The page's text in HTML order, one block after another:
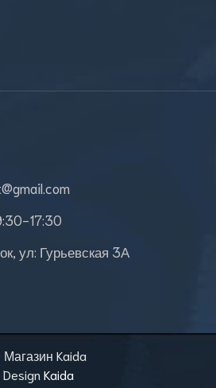
17:30
ул: Гурьевская 3А
Kaida
Design Kaida